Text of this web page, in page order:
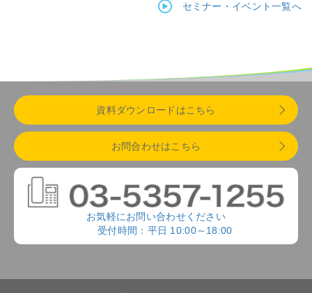
セミナー・イベント一覧へ
資料ダウンロードはこちら
お問合わせはこちら
お気軽にお問い合わせください
受付時間：平日 10:00～18:00